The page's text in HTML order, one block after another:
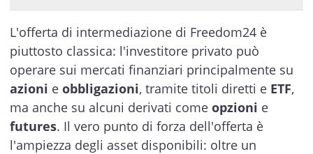
L'offerta di intermediazione di Freedom24 è
piuttosto classica: l'investitore privato può
operare sui mercati finanziari principalmente su
azioni e obbligazioni, tramite titoli diretti e ETF,
ma anche su alcuni derivati come opzioni e
futures. Il vero punto di forza dell'offerta è
l'ampiezza degli asset disponibili: oltre un